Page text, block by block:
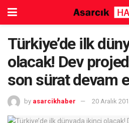
Türkiye’de ilk
olacak! Dev
son sürat devam
by asarcikhaber 20 Aralık